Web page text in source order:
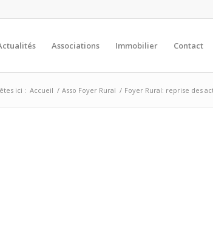
Associations Immobilier Contact
ici : Accueil / Asso Foyer Rural / Foyer Rural: reprise des